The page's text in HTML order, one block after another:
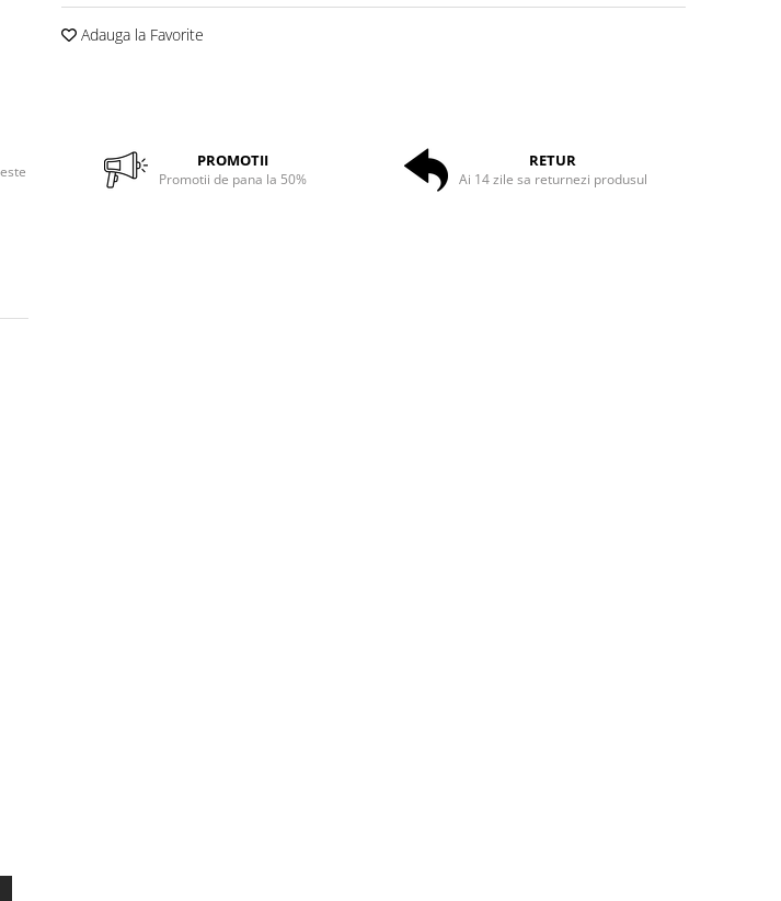
Adauga la Favorite
PROMOTII
Promotii de pana la 50%
RETUR
Ai 14 zile sa returnezi produsul